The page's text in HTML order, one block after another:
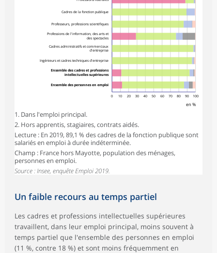
0 10 20 30 40 50 60 70 80 90 100
en %
Cadres de la fonction publique
Professeurs, professions scientifiques
Professions de l'information, des arts et
des spectacles
Cadres administratifs et commerciaux
d'entreprise
Ingénieurs et cadres techniques d'entreprise
Ensemble des cadres et professions
intellectuelles supérieures
Ensemble des personnes en emploi
1. Dans l'emploi principal.
2. Hors apprentis, stagiaires, contrats aidés.
Lecture : En 2019, 89,1 % des cadres de la fonction publique sont
salariés en emploi à durée indéterminée.
Champ : France hors Mayotte, population des ménages,
personnes en emploi.
Source : Insee, enquête Emploi 2019.
Un faible recours au temps partiel
Les cadres et professions intellectuelles supérieures
travaillent, dans leur emploi principal, moins souvent à
temps partiel que l'ensemble des personnes en emploi
(11 %, contre 18 %) et sont moins fréquemment en